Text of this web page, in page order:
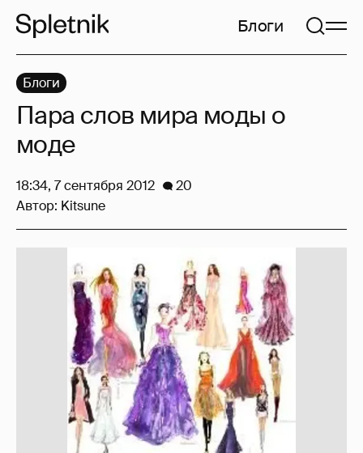
Блоги
Блоги
Пара слов мира моды о
моде
18:34, 7 сентября 2012
20
Автор: Kitsune